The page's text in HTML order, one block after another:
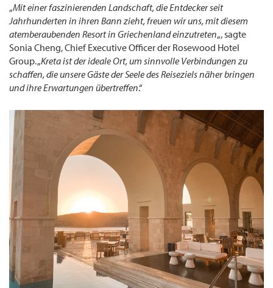
„Mit einer faszinierenden Landschaft, die Entdecker seit
Jahrhunderten in ihren Bann zieht, freuen wir uns, mit diesem
atemberaubenden Resort in Griechenland einzutreten„, sagte
Sonia Cheng, Chief Executive Officer der Rosewood Hotel
Group. „Kreta ist der ideale Ort, um sinnvolle Verbindungen zu
schaffen, die unsere Gäste der Seele des Reiseziels näher bringen
und ihre Erwartungen übertreffen.“